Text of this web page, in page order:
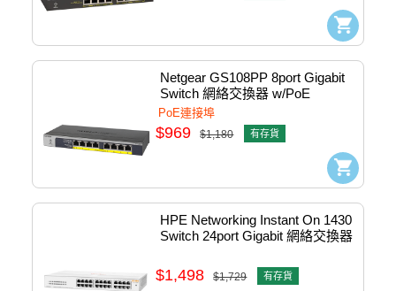
Netgear GS108PP 8port Gigabit
Switch 網絡交換器 w/PoE
#gs108PP-x00
PoE連接埠
$969 $1,180 有存貨
HPE Networking Instant On 1430
Switch 24port Gigabit 網絡交換器
$1,498 $1,729 有存貨